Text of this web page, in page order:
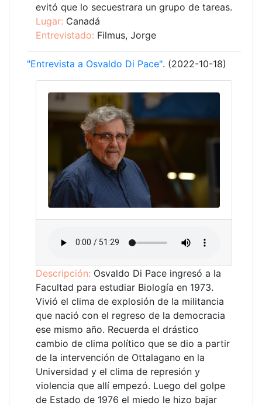
evitó que lo secuestrara un grupo de tareas.
Lugar: Canadá
Entrevistado: Filmus, Jorge
"Entrevista a Osvaldo Di Pace". (2022-10-18)
Descripción: Osvaldo Di Pace ingresó a la
Facultad para estudiar Biología en 1973.
Vivió el clima de explosión de la militancia
que nació con el regreso de la democracia
ese mismo año. Recuerda el drástico
cambio de clima político que se dio a partir
de la intervención de Ottalagano en la
Universidad y el clima de represión y
violencia que allí empezó. Luego del golpe
de Estado de 1976 el miedo le hizo bajar